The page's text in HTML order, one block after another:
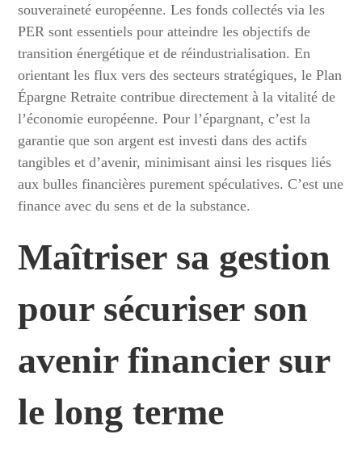
souveraineté européenne. Les fonds collectés via les
PER sont essentiels pour atteindre les objectifs de
transition énergétique et de réindustrialisation. En
orientant les flux vers des secteurs stratégiques, le Plan
Épargne Retraite contribue directement à la vitalité de
l’économie européenne. Pour l’épargnant, c’est la
garantie que son argent est investi dans des actifs
tangibles et d’avenir, minimisant ainsi les risques liés
aux bulles financières purement spéculatives. C’est une
finance avec du sens et de la substance.
Maîtriser sa gestion
pour sécuriser son
avenir financier sur
le long terme